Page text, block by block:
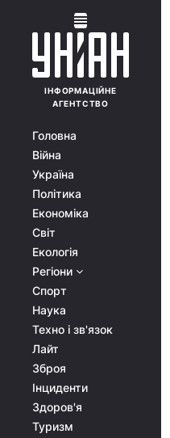
ІНФОРМАЦІЙНЕ
АГЕНТСТВО
Головна
Війна
Україна
Політика
Економіка
Світ
Екологія
Регіони
Спорт
Наука
Техно і зв'язок
Лайт
Зброя
Інциденти
Здоров'я
Туризм